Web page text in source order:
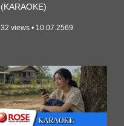
(KARAOKE)
32 views • 10.07.2569